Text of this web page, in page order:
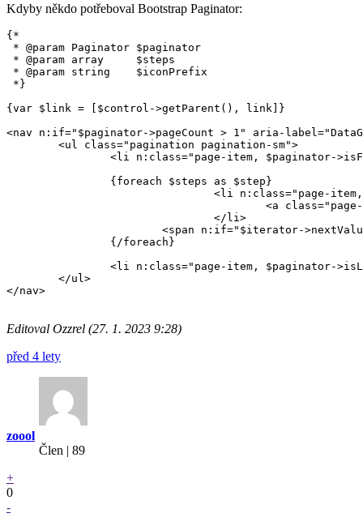
Kdyby někdo potřeboval Bootstrap Paginator:
{*
* @param Paginator $paginator
* @param array     $steps
* @param string    $iconPrefix
*}
{var $link = [$control->getParent(), link]}
<nav n:if="$paginator->pageCount > 1" aria-
</nav>
Editoval Ozzrel (27. 1. 2023 9:28)
před 4 lety
zoool
Člen | 89
+
0
-